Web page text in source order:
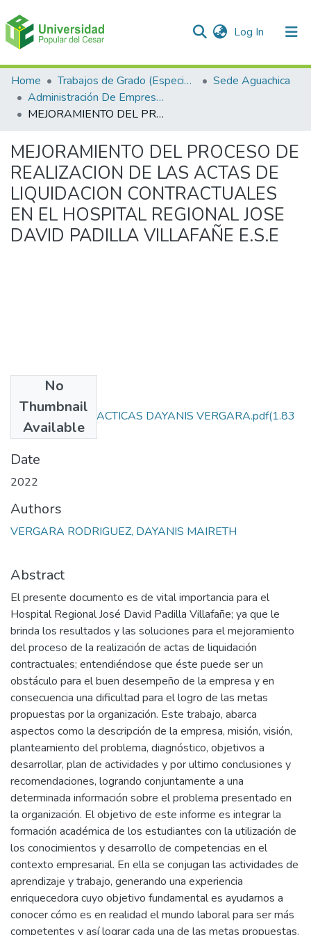
Log In (current)
Communities & Collections
All of DSpace
Home Trabajos de Grado (Especializaciones y Pregrados)
Sede Aguachica
Administración De Empresas
MEJORAMIENTO DEL PROCESO DE REALIZACION DE LAS ACTAS DE LIQUIDACION CONTRACTUALES EN EL HOSPITAL REGIONAL JOSE DAVID PADILLA VILLAFAÑE E.S.E
MEJORAMIENTO DEL PROCESO DE
REALIZACION DE LAS ACTAS DE
LIQUIDACION CONTRACTUALES
EN EL HOSPITAL REGIONAL JOSE
DAVID PADILLA VILLAFAÑE E.S.E
No
Thumbnail
Available
INFORME DE PRACTICAS DAYANIS VERGARA.pdf(1.83
MB)
Date
2022
Authors
VERGARA RODRIGUEZ, DAYANIS MAIRETH
Abstract
El presente documento es de vital importancia para el
Hospital Regional José David Padilla Villafañe; ya que le
brinda los resultados y las soluciones para el mejoramiento
del proceso de la realización de actas de liquidación
contractuales; entendiéndose que éste puede ser un
obstáculo para el buen desempeño de la empresa y en
consecuencia una dificultad para el logro de las metas
propuestas por la organización. Este trabajo, abarca
aspectos como la descripción de la empresa, misión, visión,
planteamiento del problema, diagnóstico, objetivos a
desarrollar, plan de actividades y por ultimo conclusiones y
recomendaciones, logrando conjuntamente a una
determinada información sobre el problema presentado en
la organización. El objetivo de este informe es integrar la
formación académica de los estudiantes con la utilización de
los conocimientos y desarrollo de competencias en el
contexto empresarial. En ella se conjugan las actividades de
aprendizaje y trabajo, generando una experiencia
enriquecedora cuyo objetivo fundamental es ayudarnos a
conocer cómo es en realidad el mundo laboral para ser más
competentes y así lograr cada una de las metas propuestas.